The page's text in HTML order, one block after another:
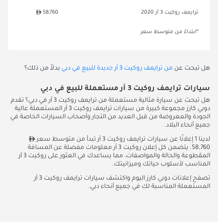
ترايمف روكيت 3 آر 2020 58,760
*ابتداءً من متوسط سعر
هل تبحث عن من ترايمف روكيت 3 آر جديدة للبيع في دبي بدلاً من ذلك؟
سيارات ترايمف روكيت 3 آر مستعملة للبيع في دبي
هل تبحث عن سيارة مثالية مستعملة من ترايمف روكيت 3 آر في دبي؟ تقدم
دوبي كارز مجموعة كبيرة من سيارات ترايمف روكيت 3 آر المستعملة عالية
الجودة والمعروضة من قبل العديد من التجار وأصحاب السيارات الخاصة في
جميع أنحاء البلاد.
لدينا 1 إعلانًا عن سيارات ترايمف روكيت 3 آر تبدأ من متوسط سعر
58,760. يتضمن كل إعلان روكيت 3 آر معلومات مفصلة عن المسافة
المقطوعة والحالة والمواصفات، مما يساعدك في العثور على روكيت 3 آر
المناسب لأسلوب حياتك وميزانيتك.
تصفح إعلانات دوبي كارز اليوم واكتشف سيارات ترايمف روكيت 3 آر
المستعملة المناسبة لك في جميع أنحاء دبي.